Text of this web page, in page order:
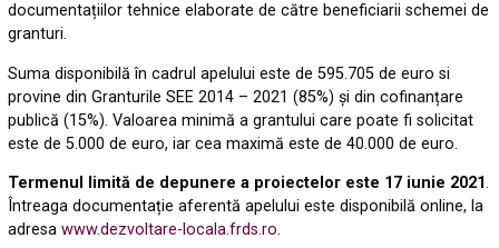
documentațiilor tehnice elaborate de către beneficiarii schemei de
granturi.
Suma disponibilă în cadrul apelului este de 595.705 de euro si
provine din Granturile SEE 2014 – 2021 (85%) și din cofinanțare
publică (15%). Valoarea minimă a grantului care poate fi solicitat
este de 5.000 de euro, iar cea maximă este de 40.000 de euro.
Termenul limită de depunere a proiectelor este 17 iunie 2021.
Întreaga documentație aferentă apelului este disponibilă online, la
adresawww.dezvoltare-locala.frds.ro.